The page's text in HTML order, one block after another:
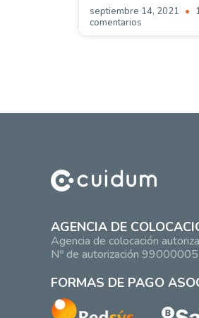
septiembre 14, 2021
comentarios
AGENCIA DE
Agencia de colocación
Nº de autorización
FORMAS DE PAGO